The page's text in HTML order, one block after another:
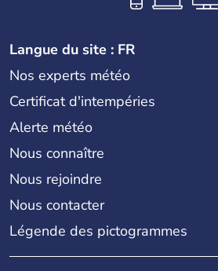
Langue du site : FR
Nos experts météo
Certificat d'intempéries
Alerte météo
Nous connaître
Nous rejoindre
Nous contacter
Légende des pictogrammes